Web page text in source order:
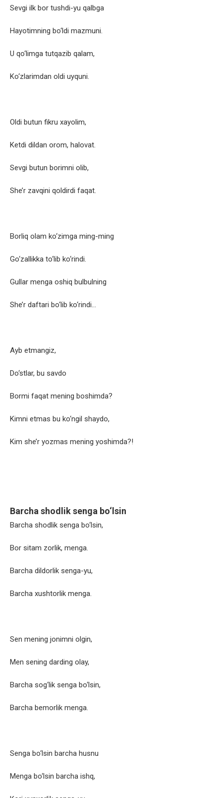
Sevgi ilk bor tushdi-yu qalbga
Hayotimning bo‘ldi mazmuni.
U qo‘limga tutqazib qalam,
Ko‘zlarimdan oldi uyquni.
Oldi butun fikru xayolim,
Ketdi dildan orom, halovat.
Sevgi butun borimni olib,
She’r zavqini qoldirdi faqat.
Borliq olam ko‘zimga ming-ming
Go‘zallikka to‘lib ko‘rindi.
Gullar menga oshiq bulbulning
She’r daftari bo‘lib ko‘rindi…
Ayb etmangiz,
Do‘stlar, bu savdo
Bormi faqat mening boshimda?
Kimni etmas bu ko‘ngil shaydo,
Kim she’r yozmas mening yoshimda?!
Barcha shodlik senga bo‘lsin
Barcha shodlik senga bo‘lsin,
Bor sitam zorlik, menga.
Barcha dildorlik senga-yu,
Barcha xushtorlik menga.
Sen mening jonimni olgin,
Men sening darding olay,
Barcha sog‘lik senga bo‘lsin,
Barcha bemorlik menga.
Senga bo‘lsin barcha husnu
Menga bo‘lsin barcha ishq,